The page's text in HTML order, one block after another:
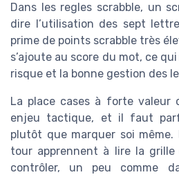
Dans les regles scrabble, un
dire l’utilisation des sept
prime de points scrabble très
s’ajoute au score du mot, ce
risque et la bonne gestion des
La place cases à forte valeur
enjeu tactique, et il faut
plutôt que marquer soi même.
tour apprennent à lire la
contrôler, un peu comme